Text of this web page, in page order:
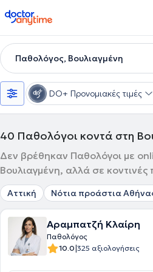
doctoranytime
Παθολόγος, Βουλιαγμένη
DO+ Προνομιακές τιμές
40 Παθολόγοι κοντά στη
Δεν βρέθηκαν Παθολόγοι με
Βουλιαγμένη, αλλά σε κοντινές
Αττική Νότια προάστια
Αραμπατζή Κλαίρη
Παθολόγος
10.0|325 αξιολογήσεις